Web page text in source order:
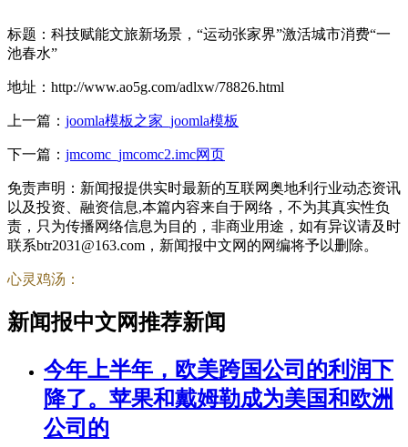
标题：科技赋能文旅新场景，“运动张家界”激活城市消费“一
池春水”
地址：http://www.ao5g.com/adlxw/78826.html
上一篇： joomla模板之家_joomla模板
下一篇： jmcomc_jmcomc2.imc网页
免责声明：新闻报提供实时最新的互联网奥地利行业动态资讯
以及投资、融资信息,本篇内容来自于网络，不为其真实性负
责，只为传播网络信息为目的，非商业用途，如有异议请及时
联系btr2031@163.com，新闻报中文网的网编将予以删除。
心灵鸡汤：
新闻报中文网推荐新闻
今年上半年，欧美跨国公司的利润下
降了。苹果和戴姆勒成为美国和欧洲
公司的